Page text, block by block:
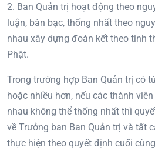
2. Ban Quản trị hoạt động theo
luận, bàn bạc, thống nhất theo
nhau xây dựng đoàn kết theo tinh
Phật.
Trong trường hợp Ban Quản trị có
hoặc nhiều hơn, nếu các thành
nhau không thể thống nhất thì
về Trưởng ban Ban Quản trị và tất
thực hiện theo quyết định cuối